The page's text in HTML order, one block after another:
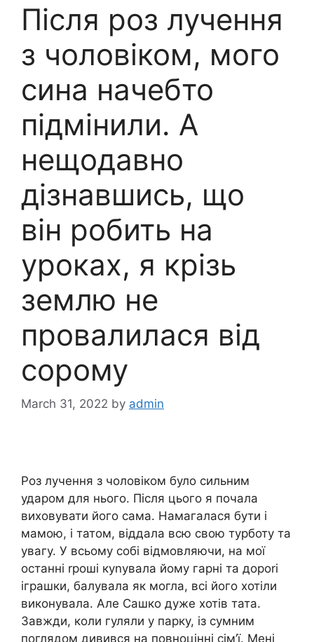
Після роз лучення
з чоловіком, мого
сина начебто
підмінили. А
нещодавно
дізнавшись, що
він робить на
уроках, я крізь
землю не
провалилася від
сорому
March 31, 2022 by admin
Роз лучення з чоловіком було сильним
ударом для нього. Після цього я почала
виховувати його сама. Намагалася бути і
мамою, і татом, віддала всю свою турботу та
увагу. У всьому собі відмовляючи, на мої
останні rроші куnувала йому гарні та дороrі
іграшки, балувала як могла, всі його хотіли
виконувала. Але Сашко дуже хотів тата.
Завжди, коли гуляли у парку, із сумним
поглядом дивився на повноцінні сім’ї. Мені